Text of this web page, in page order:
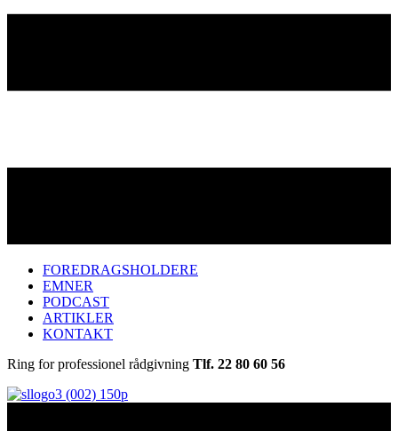
FOREDRAGSHOLDERE
EMNER
PODCAST
ARTIKLER
KONTAKT
Ring for professionel rådgivning Tlf. 22 80 60 56